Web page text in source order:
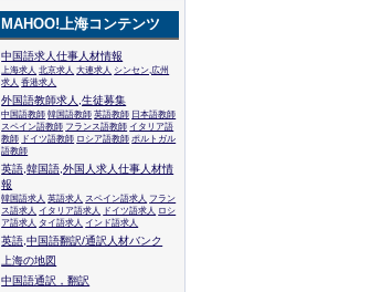
MAHOO!上海コンテンツ
中国語求人仕事人材情報
上海求人 北京求人 大連求人 シンセン,広州
求人 香港求人
外国語教師求人,生徒募集
中国語教師 韓国語教師 英語教師 日本語教師
スペイン語教師 フランス語教師 イタリア語
教師 ドイツ語教師 ロシア語教師 ポルトガル
語教師
英語,韓国語,外国人求人仕事人材情
報
韓国語求人 英語求人 スペイン語求人 フラン
ス語求人 イタリア語求人 ドイツ語求人 ロシ
ア語求人 タイ語求人 インド語求人
英語,中国語翻訳/通訳人材バンク
上海の地図
中国語通訳，翻訳